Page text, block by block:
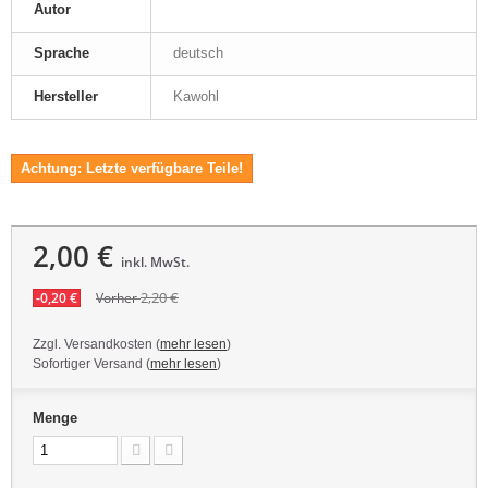
Autor
Sprache deutsch
Hersteller Kawohl
Achtung: Letzte verfügbare Teile!
2,00 € inkl. MwSt.
-0,20 €
Vorher2,20 €
Zzgl. Versandkosten (mehr lesen)
Sofortiger Versand (mehr lesen)
Menge